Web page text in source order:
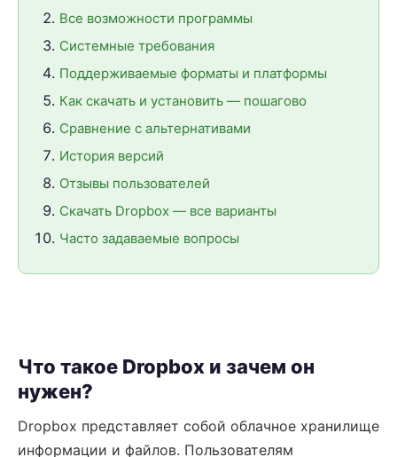
Все возможности программы
Системные требования
Поддерживаемые форматы и платформы
Как скачать и установить — пошагово
Сравнение с альтернативами
История версий
Отзывы пользователей
Скачать Dropbox — все варианты
Часто задаваемые вопросы
Что такое Dropbox и зачем он
нужен?
Dropbox представляет собой облачное хранилище
информации и файлов. Пользователям